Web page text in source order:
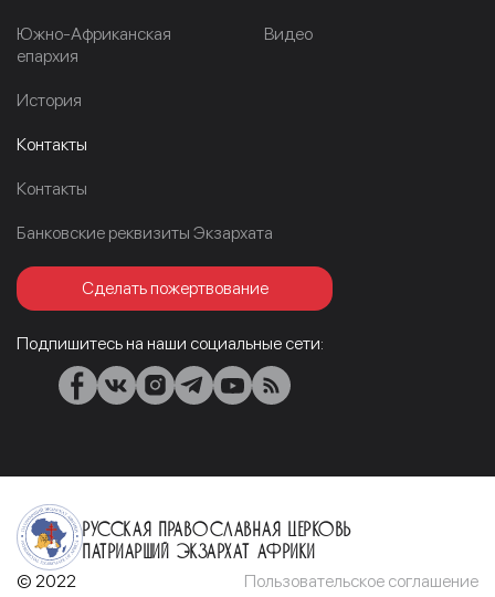
Южно-Африканская
епархия
История
Видео
Контакты
Контакты
Банковские реквизиты Экзархата
Сделать пожертвование
Подпишитесь на наши социальные сети:
Русская Православная Церковь
Патриарший Экзархат Африки
© 2022 Пользовательское соглашение